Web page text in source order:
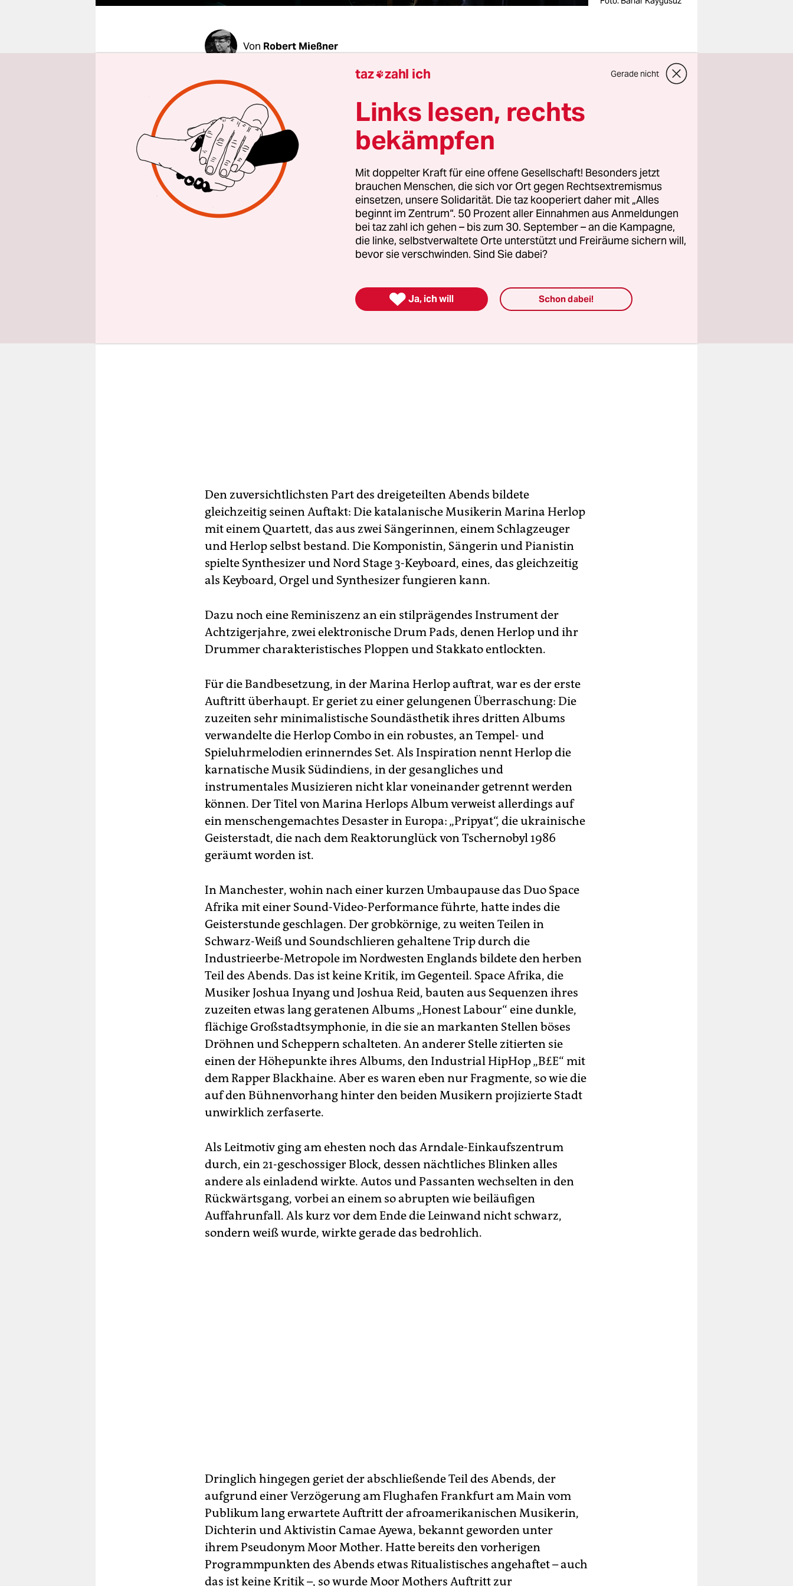
Von Robert Mießner
Zwischen den Polen Utopie und Dystopie, zwischen Hoffnung und
Verdüsterung bewegte sich der Freitagabend. Das diesjährige CTM-
Festival hatte in die Volksbühne am Rosa-Luxemburg-Platz eingeladen.
Das Theater trägt seit der Spielzeit 2021/22 wieder seinen
programmatischen Namenszusatz; CTM, die renommierte
Veranstaltungsreihe „for adventurous music and related arts“ konnte
coronabedingt zwei Jahre lang nur eingeschränkt stattfinden. Insofern
ist „Contact“, das CTM-Motto des Jahres 2022, auch eine Aussage für
Den zuversichtlichsten Part des dreigeteilten Abends bildete
gleichzeitig seinen Auftakt: Die katalanische Musikerin Marina Herlop
mit einem Quartett, das aus zwei Sängerinnen, einem Schlagzeuger
und Herlop selbst bestand. Die Komponistin, Sängerin und Pianistin
spielte Synthesizer und Nord Stage 3-Keyboard, eines, das gleichzeitig
als Keyboard, Orgel und Synthesizer fungieren kann.
Dazu noch eine Reminiszenz an ein stilprägendes Instrument der
Achtzigerjahre, zwei elektronische Drum Pads, denen Herlop und ihr
Drummer charakteristisches Ploppen und Stakkato entlockten.
Für die Bandbesetzung, in der Marina Herlop auftrat, war es der erste
Auftritt überhaupt. Er geriet zu einer gelungenen Überraschung: Die
zuzeiten sehr minimalistische Soundästhetik ihres dritten Albums
verwandelte die Herlop Combo in ein robustes, an Tempel- und
Spieluhrmelodien erinnerndes Set. Als Inspiration nennt Herlop die
karnatische Musik Südindiens, in der gesangliches und
instrumentales Musizieren nicht klar voneinander getrennt werden
können. Der Titel von Marina Herlops Album verweist allerdings auf
ein menschengemachtes Desaster in Europa: „Pripyat“, die ukrainische
Geisterstadt, die nach dem Reaktorunglück von Tschernobyl 1986
geräumt worden ist.
In Manchester, wohin nach einer kurzen Umbaupause das Duo Space
Afrika mit einer Sound-Video-Performance führte, hatte indes die
Geisterstunde geschlagen. Der grobkörnige, zu weiten Teilen in
Schwarz-Weiß und Soundschlieren gehaltene Trip durch die
Industrieerbe-Metropole im Nordwesten Englands bildete den herben
Teil des Abends. Das ist keine Kritik, im Gegenteil. Space Afrika, die
Musiker Joshua Inyang und Joshua Reid, bauten aus Sequenzen ihres
zuzeiten etwas lang geratenen Albums „Honest Labour“ eine dunkle,
flächige Großstadtsymphonie, in die sie an markanten Stellen böses
Dröhnen und Scheppern schalteten. An anderer Stelle zitierten sie
einen der Höhepunkte ihres Albums, den Industrial HipHop „B£E“ mit
dem Rapper Blackhaine. Aber es waren eben nur Fragmente, so wie die
auf den Bühnenvorhang hinter den beiden Musikern projizierte Stadt
unwirklich zerfaserte.
Als Leitmotiv ging am ehesten noch das Arndale-Einkaufszentrum
durch, ein 21-geschossiger Block, dessen nächtliches Blinken alles
andere als einladend wirkte. Autos und Passanten wechselten in den
Rückwärtsgang, vorbei an einem so abrupten wie beiläufigen
Auffahrunfall. Als kurz vor dem Ende die Leinwand nicht schwarz,
sondern weiß wurde, wirkte gerade das bedrohlich.
Dringlich hingegen geriet der abschließende Teil des Abends, der
aufgrund einer Verzögerung am Flughafen Frankfurt am Main vom
Publikum lang erwartete Auftritt der afroamerikanischen Musikerin,
Dichterin und Aktivistin Camae Ayewa, bekannt geworden unter
ihrem Pseudonym Moor Mother. Hatte bereits den vorherigen
Programmpunkten des Abends etwas Ritualistisches angehaftet – auch
das ist keine Kritik –, so wurde Moor Mothers Auftritt zur
taz zahl ich Gerade nicht
Links lesen, rechts
bekämpfen
Mit doppelter Kraft für eine offene Gesellschaft! Besonders jetzt
brauchen Menschen, die sich vor Ort gegen Rechtsextremismus
einsetzen, unsere Solidarität. Die taz kooperiert daher mit „Alles
beginnt im Zentrum“. 50 Prozent aller Einnahmen aus Anmeldungen
bei taz zahl ich gehen – bis zum 30. September – an die Kampagne,
die linke, selbstverwaltete Orte unterstützt und Freiräume sichern will,
bevor sie verschwinden. Sind Sie dabei?
 Ja, ich will Schon dabei!